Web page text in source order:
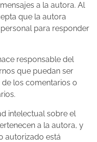
a la autora. Al
que la autora
para responder
responsable del
que puedan ser
los comentarios o
intelectual sobre el
a la autora, y
autorizado está